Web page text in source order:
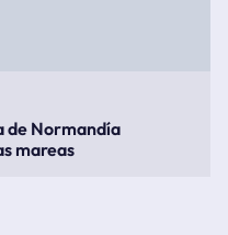
de Normandía
mareas